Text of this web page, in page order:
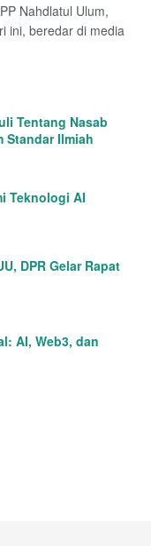
Nahdlatul Ulum,
ini, beredar di media
Tentang Nasab
Standar Ilmiah
Teknologi AI
DPR Gelar Rapat
AI, Web3, dan